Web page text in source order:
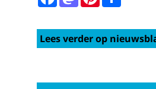
Lees verder op